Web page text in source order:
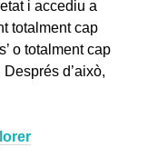
i accediu a
totalment cap
o totalment cap
d’això,